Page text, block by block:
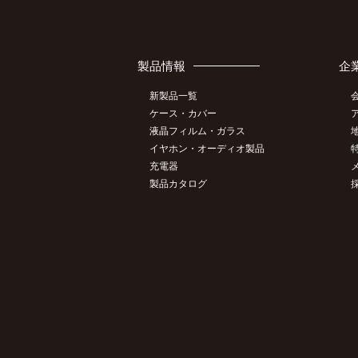
製品情報
新製品一覧
ケース・カバー
液晶フィルム・ガラス
イヤホン・オーディオ製品
充電器
製品カタログ
企